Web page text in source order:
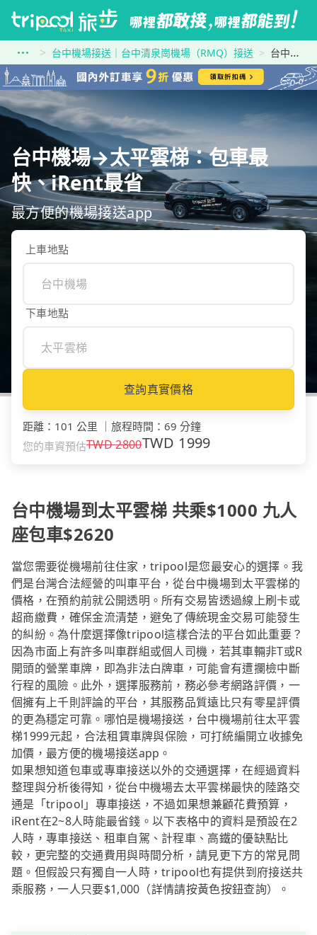
台中機場接送｜台中清泉崗機場（RMQ）接送 台中機場到太平雲梯
台中機場→太平雲梯：包車最
快、iRent最省
最方便的機場接送app
上車地點
下車地點
查詢真實價格
距離 ： 101 公里 旅程時間 ： 69 分鐘
您的車資預估TWD2800TWD 1999
台中機場到太平雲梯 共乘$1000 九人
座包車$2620
當您需要從機場前往住家，tripool是您最安心的選擇。我
們是台灣合法經營的叫車平台，從台中機場到太平雲梯的
價格，在預約前就公開透明。所有交易皆透過線上刷卡或
超商繳費，確保金流清楚，避免了傳統現金交易可能發生
的糾紛。為什麼選擇像tripool這樣合法的平台如此重要？
因為市面上有許多叫車群組或個人司機，若其車輛非T或R
開頭的營業車牌，即為非法白牌車，可能會有遭攔檢中斷
行程的風險。此外，選擇服務前，務必參考網路評價，一
個擁有上千則評論的平台，其服務品質遠比只有零星評價
的更為穩定可靠。哪怕是機場接送，台中機場前往太平雲
梯1999元起，合法租賃車牌與保險，可打統編開立收據免
加價，最方便的機場接送app。
如果想知道包車或專車接送以外的交通選擇，在經過資料
整理與分析後得知，從台中機場去太平雲梯最快的陸路交
通是「tripool」專車接送，不過如果想兼顧花費預算，
iRent在2~8人時能最省錢。以下表格中的資料是預設在2
人時，專車接送、租車自駕、計程車、高鐵的優缺點比
較，更完整的交通費用與時間分析，請見更下方的常見問
題。但假設只有獨自一人時，tripool也有提供到府接送共
乘服務，一人只要$1,000（詳情請按黃色按鈕查詢）。